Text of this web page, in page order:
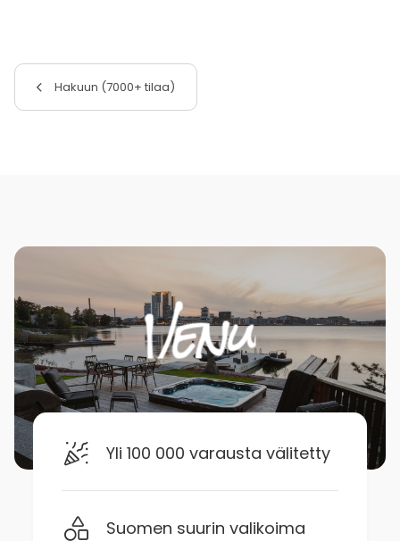
Hakuun (7000+ tilaa)
Yli 100 000 varausta välitetty
Suomen suurin valikoima